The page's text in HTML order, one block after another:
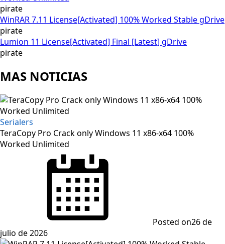
pirate
WinRAR 7.11 License[Activated] 100% Worked Stable gDrive
pirate
Lumion 11 License[Activated] Final [Latest] gDrive
pirate
MAS NOTICIAS
Serialers
TeraCopy Pro Crack only Windows 11 x86-x64 100%
Worked Unlimited
Posted on26 de
julio de 2026